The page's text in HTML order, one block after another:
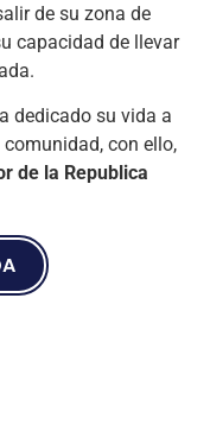
de su zona de
capacidad de llevar
dedicado su vida a
con ello,
de la Republica